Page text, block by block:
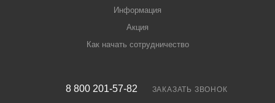
Информация
Акция
Как начать сотрудничество
8 800 201-57-82 ЗАКАЗАТЬ ЗВОНОК